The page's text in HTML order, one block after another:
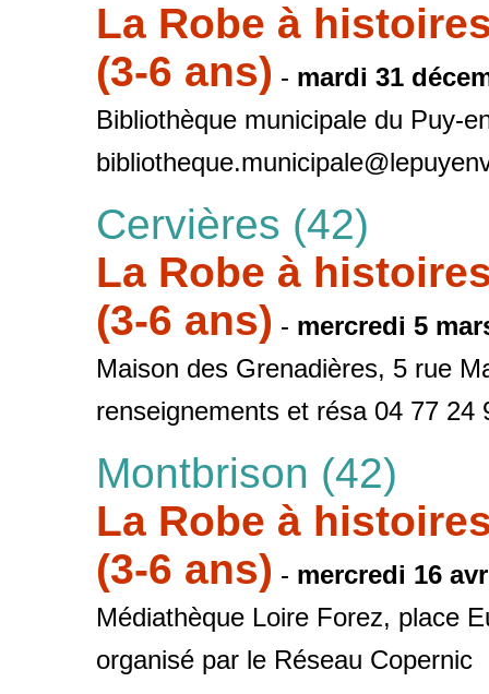
La Robe à
(3-6 ans) - mardi 31
Bibliothèque municipale du Puy-
Cervières (42)
La Robe à
(3-6 ans) - mercredi 5
Maison des Grenadières, 5 rue
renseignements et résa 04 77 24
Montbrison (42)
La Robe à
(3-6 ans) - mercredi 16
Médiathèque Loire Forez, place
organisé par le Réseau Copernic